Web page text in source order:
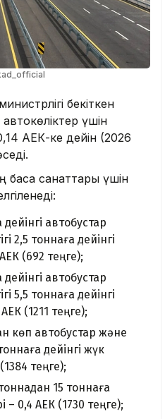
бекіткен
үшін
АЕК-ке дейін (2026
басқа санаттары үшін
автобустар
2,5 тоннаға дейінгі
(692 теңге);
автобустар
5,5 тоннаға дейінгі
(1211 теңге);
көп автобустар және
дейінгі жүк
теңге);
15 тоннаға
– 0,4 АЕК (1730 теңге);